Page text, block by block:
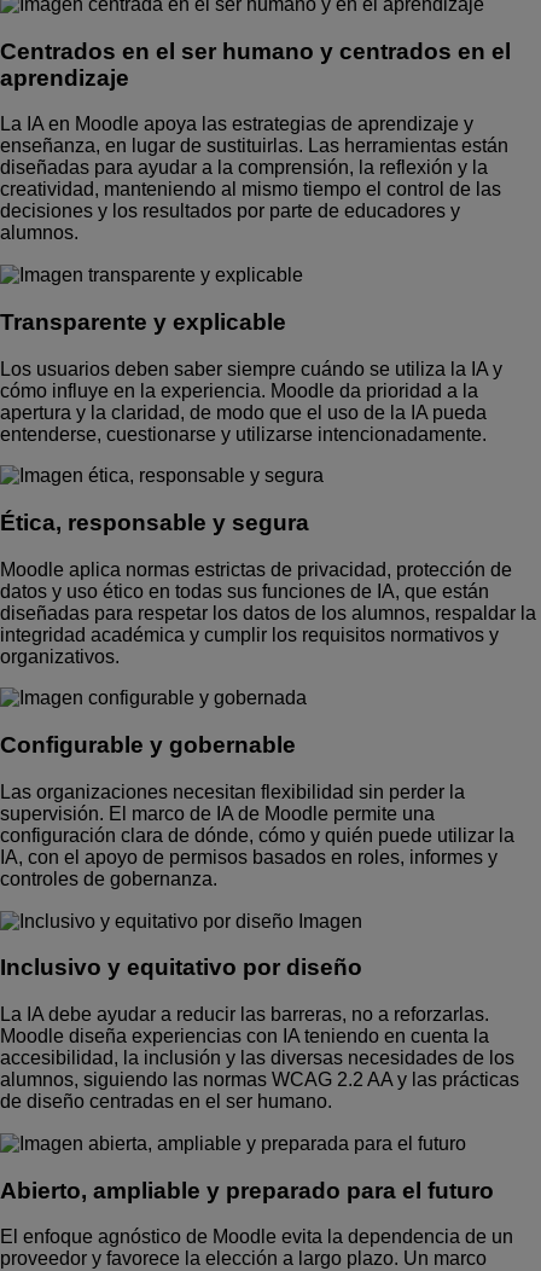
Centrados en el ser humano y centrados en el
aprendizaje
La IA en Moodle apoya las estrategias de aprendizaje y
enseñanza, en lugar de sustituirlas. Las herramientas están
diseñadas para ayudar a la comprensión, la reflexión y la
creatividad, manteniendo al mismo tiempo el control de las
decisiones y los resultados por parte de educadores y
alumnos.
Transparente y explicable
Los usuarios deben saber siempre cuándo se utiliza la IA y
cómo influye en la experiencia. Moodle da prioridad a la
apertura y la claridad, de modo que el uso de la IA pueda
entenderse, cuestionarse y utilizarse intencionadamente.
Ética, responsable y segura
Moodle aplica normas estrictas de privacidad, protección de
datos y uso ético en todas sus funciones de IA, que están
diseñadas para respetar los datos de los alumnos, respaldar la
integridad académica y cumplir los requisitos normativos y
organizativos.
Configurable y gobernable
Las organizaciones necesitan flexibilidad sin perder la
supervisión. El marco de IA de Moodle permite una
configuración clara de dónde, cómo y quién puede utilizar la
IA, con el apoyo de permisos basados en roles, informes y
controles de gobernanza.
Inclusivo y equitativo por diseño
La IA debe ayudar a reducir las barreras, no a reforzarlas.
Moodle diseña experiencias con IA teniendo en cuenta la
accesibilidad, la inclusión y las diversas necesidades de los
alumnos, siguiendo las normas WCAG 2.2 AA y las prácticas
de diseño centradas en el ser humano.
Abierto, ampliable y preparado para el futuro
El enfoque agnóstico de Moodle evita la dependencia de un
proveedor y favorece la elección a largo plazo. Un marco